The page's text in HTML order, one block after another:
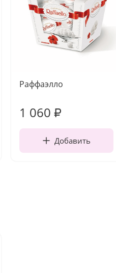
Раффаэлло
1 060 ₽
Добавить